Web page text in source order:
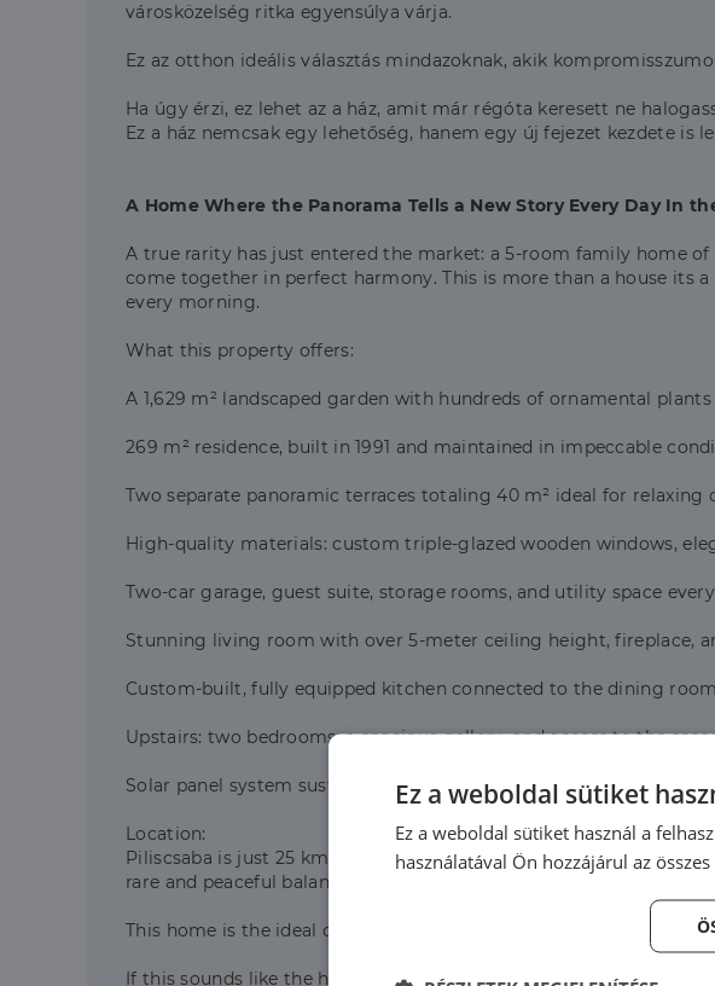
városközelség ritka egyensúlya várja.
Ez az otthon ideális választás mindazoknak, akik
Ha úgy érzi, ez lehet az a ház, amit már régóta keresett ne
Ez a ház nemcsak egy lehetőség, hanem egy új fejezet kezdete is
A Home Where the Panorama Tells a New Story Every Day In
A true rarity has just entered the market: a 5-room family home
come together in perfect harmony. This is more than a house its
every morning.
What this property offers:
A 1,629 m² landscaped garden with hundreds of ornamental
269 m² residence, built in 1991 and maintained in impeccable
Two separate panoramic terraces totaling 40 m² ideal for relaxing
High-quality materials: custom triple-glazed wooden windows,
Two-car garage, guest suite, storage rooms, and utility space
Stunning living room with over 5-meter ceiling height, fireplace,
Custom-built, fully equipped kitchen connected to the dining
Upstairs: two bedrooms, a spacious gallery, and access to the
Solar panel system sustainable and cost-efficient
Location:
Piliscsaba is just 25 km from Budapest, easily accessible by car
rare and peaceful balance.
This home is the ideal choice for those who seek harmony
If this sounds like the home you've been searching for dont wait!
Ez a weboldal sütiket
Ez a weboldal sütiket használ a
használatával Ön hozzájárul az